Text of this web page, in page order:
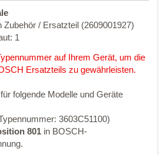
Zubehör / Ersatzteil (2609001927)
1
auf Ihrem Gerät, um die
Ersatzteils zu gewährleisten.
folgende Modelle und Geräte
3603C51100)
801 in BOSCH-